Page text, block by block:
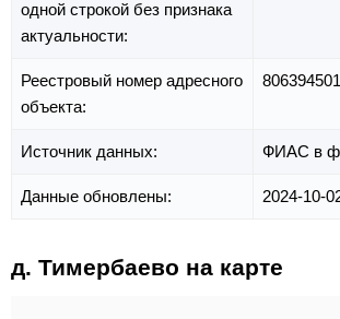
одной строкой без признака
актуальности:
Реестровый номер адресного
объекта:
Источник данных: ФИАС в
Данные обновлены: 2024-10-
д. Тимербаево на карте